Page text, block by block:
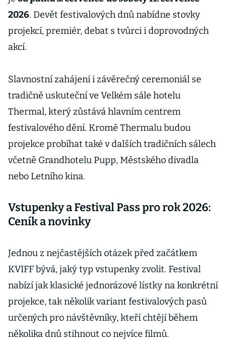
2026. Devět festivalových dnů nabídne stovky
projekcí, premiér, debat s tvůrci i doprovodných
akcí.
Slavnostní zahájení i závěrečný ceremoniál se
tradičně uskuteční ve Velkém sále hotelu
Thermal, který zůstává hlavním centrem
festivalového dění. Kromě Thermalu budou
projekce probíhat také v dalších tradičních sálech
včetně Grandhotelu Pupp, Městského divadla
nebo Letního kina.
Vstupenky a Festival Pass pro rok 2026:
Ceník a novinky
Jednou z nejčastějších otázek před začátkem
KVIFF bývá, jaký typ vstupenky zvolit. Festival
nabízí jak klasické jednorázové lístky na konkrétní
projekce, tak několik variant festivalových pasů
určených pro návštěvníky, kteří chtějí během
několika dnů stihnout co nejvíce filmů.